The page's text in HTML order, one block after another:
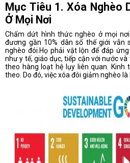
Mục Tiêu 1. Xóa Nghèo
Ở Mọi Nơi
Chấm dứt hình thức nghèo ở mọi
đương gần 10% dân số thế giới vẫn
nghèo đói.Họ phải vật lộn để đáp
như y tế, giáo dục, tiếp cận với nước và
theo hàng loạt hệ lụy liên quan.
theo. Do đó, việc xóa đói giảm nghèo